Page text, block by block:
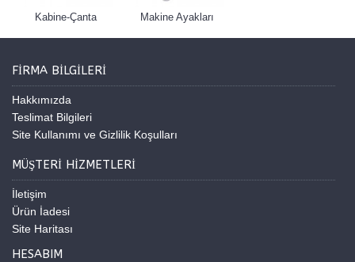
Kabine-Çanta Makine Ayakları
FIRMA BILGILERI
Hakkımızda
Teslimat Bilgileri
Site Kullanımı ve Gizlilik Koşulları
MÜŞTERI HIZMETLERI
İletişim
Ürün İadesi
Site Haritası
HESABIM